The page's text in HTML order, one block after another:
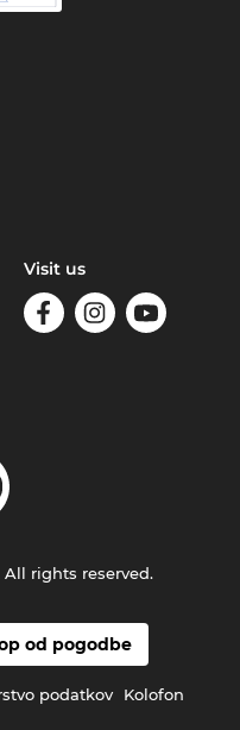
Visit us
od pogodbe
podatkov Kolofon
All rights reserved.